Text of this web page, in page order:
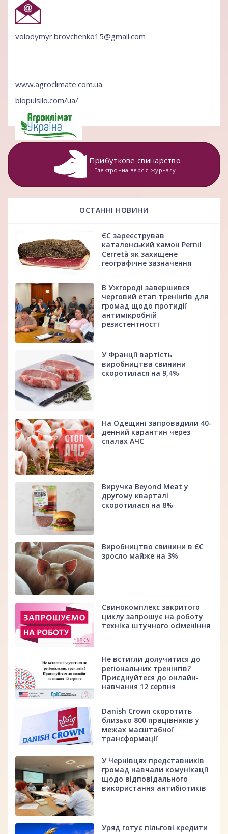
volodymyr.brovchenko15@gmail.com
www.agroclimate.com.ua
biopulsilo.com/ua/
Прибуткове свинарство
Електронна версія журналу
ОСТАННІ НОВИНИ
ЄС зареєстрував
каталонський хамон Pernil
Cerretà як захищене
географічне зазначення
В Ужгороді завершився
черговий етап тренінгів для
громад щодо протидії
антимікробній
резистентності
У Франції вартість
виробництва свинини
скоротилася на 9,4%
На Одещині запровадили 40-
денний карантин через
спалах АЧС
Виручка Beyond Meat у
другому кварталі
скоротилася на 8%
Виробництво свинини в ЄС
зросло майже на 3%
Свинокомплекс закритого
циклу запрошує на роботу
техніка штучного осіменіння
Не встигли долучитися до
регіональних тренінгів?
Приєднуйтеся до онлайн-
навчання 12 серпня
Danish Crown скоротить
близько 800 працівників у
межах масштабної
трансформації
У Чернівцях представників
громад навчали комунікації
щодо відповідального
використання антибіотиків
Уряд готує пільгові кредити